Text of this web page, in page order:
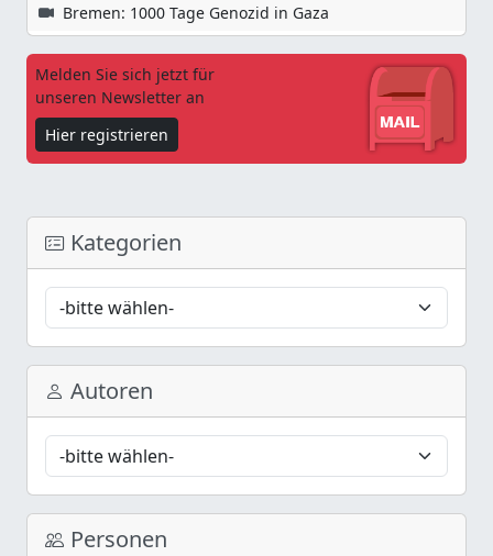
Bremen: 1000 Tage Genozid in Gaza
Melden Sie sich jetzt für
unseren Newsletter an
Hier registrieren
Kategorien
Autoren
Personen